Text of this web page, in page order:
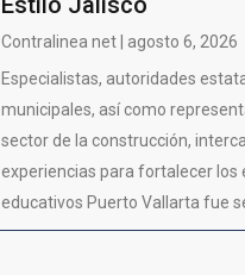
Contralinea net | agosto 6, 2026
Especialistas, autoridades
municipales, así como
sector de la construcción,
experiencias para fortalecer los
educativos Puerto Vallarta fue